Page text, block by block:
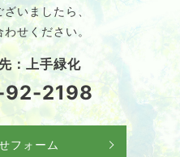
いましたら、
せください。
：上手緑化
2198
フォーム